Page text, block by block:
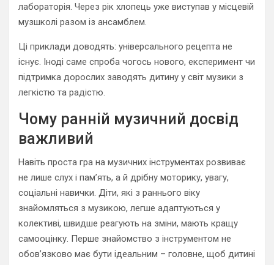
лабораторія. Через рік хлопець уже виступав у місцевій
музшколі разом із ансамблем.
Ці приклади доводять: універсального рецепта не
існує. Іноді саме спроба чогось нового, експеримент чи
підтримка дорослих заводять дитину у світ музики з
легкістю та радістю.
Чому ранній музичний досвід
важливий
Навіть проста гра на музичних інструментах розвиває
не лише слух і пам’ять, а й дрібну моторику, увагу,
соціальні навички. Діти, які з раннього віку
знайомляться з музикою, легше адаптуються у
колективі, швидше реагують на зміни, мають кращу
самооцінку. Перше знайомство з інструментом не
обов’язково має бути ідеальним – головне, щоб дитині